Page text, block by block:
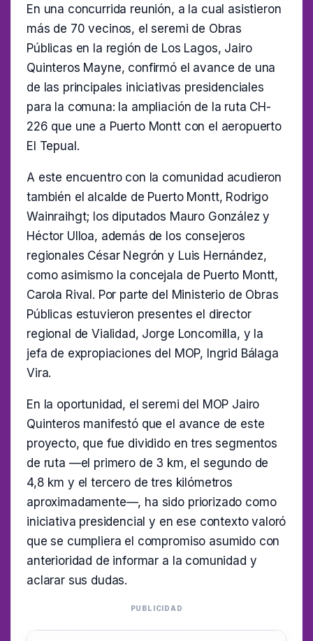
En una concurrida reunión, a la cual asistieron
más de 70 vecinos, el seremi de Obras
Públicas en la región de Los Lagos, Jairo
Quinteros Mayne, confirmó el avance de una
de las principales iniciativas presidenciales
para la comuna: la ampliación de la ruta CH-
226 que une a Puerto Montt con el aeropuerto
El Tepual.
A este encuentro con la comunidad acudieron
también el alcalde de Puerto Montt, Rodrigo
Wainraihgt; los diputados Mauro González y
Héctor Ulloa, además de los consejeros
regionales César Negrón y Luis Hernández,
como asimismo la concejala de Puerto Montt,
Carola Rival. Por parte del Ministerio de Obras
Públicas estuvieron presentes el director
regional de Vialidad, Jorge Loncomilla, y la
jefa de expropiaciones del MOP, Ingrid Bálaga
Vira.
En la oportunidad, el seremi del MOP Jairo
Quinteros manifestó que el avance de este
proyecto, que fue dividido en tres segmentos
de ruta —el primero de 3 km, el segundo de
4,8 km y el tercero de tres kilómetros
aproximadamente—, ha sido priorizado como
iniciativa presidencial y en ese contexto valoró
que se cumpliera el compromiso asumido con
anterioridad de informar a la comunidad y
aclarar sus dudas.
PUBLICIDAD